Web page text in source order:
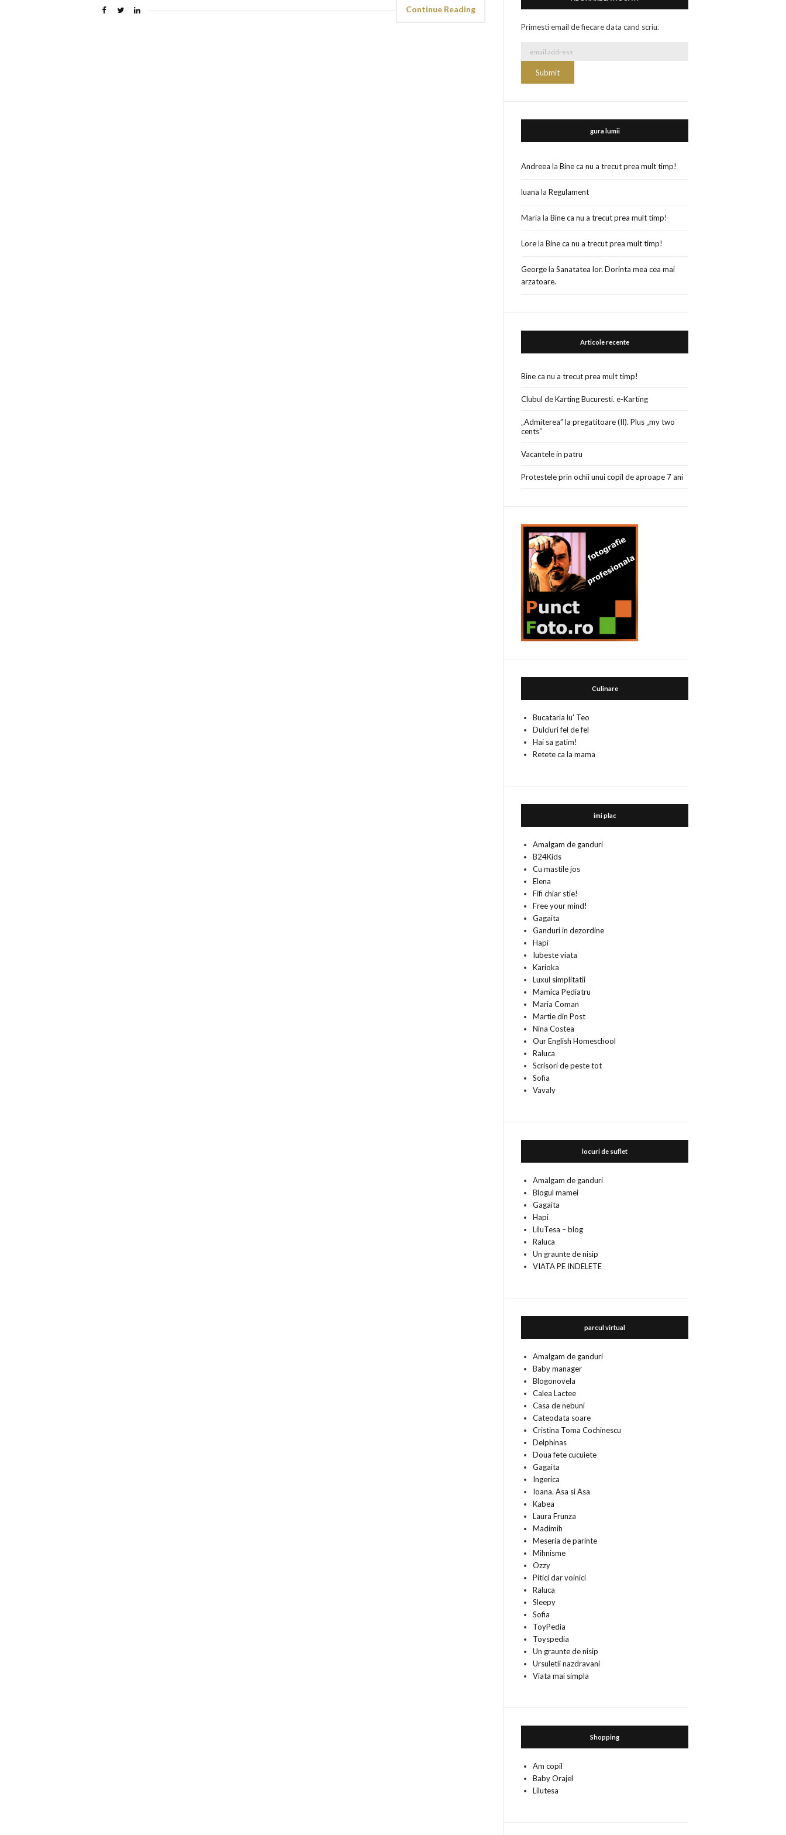
Continue Reading
Primesti email de fiecare data cand scriu.
gura lumii
Andreea laBine ca nu a trecut prea mult timp!
luana laRegulament
Maria laBine ca nu a trecut prea mult timp!
LorelaBine ca nu a trecut prea mult timp!
GeorgelaSanatatea lor. Dorinta mea cea mai
arzatoare.
Articole recente
Bine ca nu a trecut prea mult timp!
Clubul de Karting Bucuresti. e-Karting
„Admiterea” la pregatitoare (II). Plus „my two
cents”
Vacantele in patru
Protestele prin ochii unui copil de aproape 7 ani
Culinare
Bucataria lu' Teo
Dulciuri fel de fel
Hai sa gatim!
Retete ca la mama
imi plac
Amalgam de ganduri
B24Kids
Cu mastile jos
Elena
Fifi chiar stie!
Free your mind!
Gagaita
Ganduri in dezordine
Hapi
Iubeste viata
Karioka
Luxul simplitatii
Mamica Pediatru
Maria Coman
Martie din Post
Nina Costea
Our English Homeschool
Raluca
Scrisori de peste tot
Sofia
Vavaly
locuri de suflet
Amalgam de ganduri
Blogul mamei
Gagaita
Hapi
LiluTesa – blog
Raluca
Un graunte de nisip
VIATA PE INDELETE
parcul virtual
Amalgam de ganduri
Baby manager
Blogonovela
Calea Lactee
Casa de nebuni
Cateodata soare
Cristina Toma Cochinescu
Delphinas
Doua fete cucuiete
Gagaita
Ingerica
Ioana. Asa si Asa
Kabea
Laura Frunza
Madimih
Meseria de parinte
Mihnisme
Ozzy
Pitici dar voinici
Raluca
Sleepy
Sofia
ToyPedia
Toyspedia
Un graunte de nisip
Ursuletii nazdravani
Viata mai simpla
Shopping
Am copil
Baby Orajel
Lilutesa